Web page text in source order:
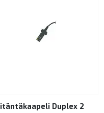
Duplex 2